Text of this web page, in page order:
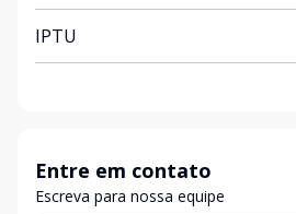
IPTU
Entre em contato
Escreva para nossa equipe